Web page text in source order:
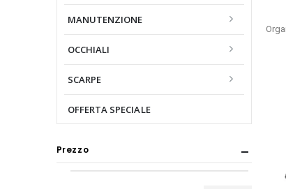
MANUTENZIONE
OCCHIALI
SCARPE
OFFERTA SPECIALE
Prezzo